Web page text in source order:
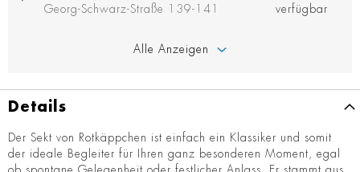
Georg-Schwarz-Straße 139-141
verfügbar
Alle Anzeigen
Details
Der Sekt von Rotkäppchen ist einfach ein Klassiker und somit
der ideale Begleiter für Ihren ganz besonderen Moment, egal